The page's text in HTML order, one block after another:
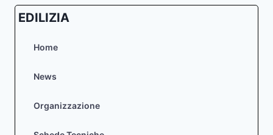
EDILIZIA
Home
News
Organizzazione